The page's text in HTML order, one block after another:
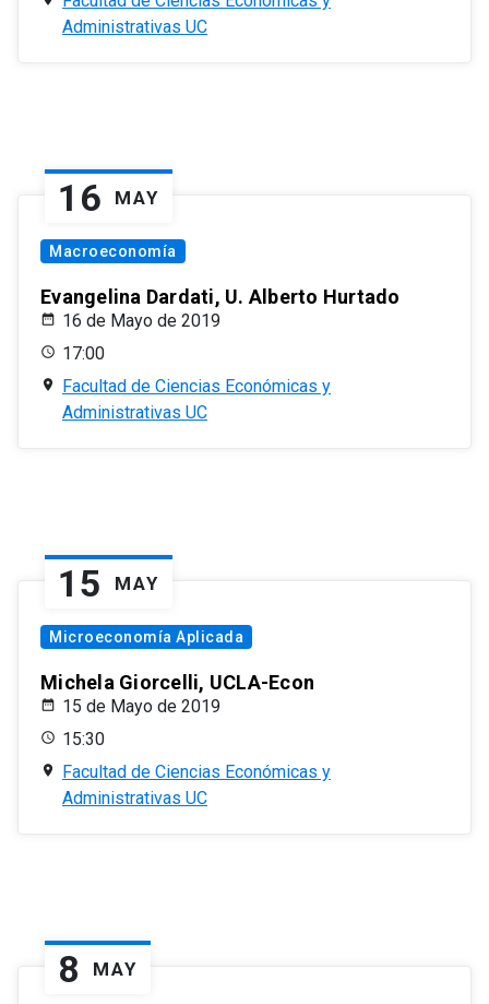
Administrativas UC
16 MAY
Macroeconomía
Evangelina Dardati, U. Alberto Hurtado
16 de Mayo de 2019
17:00
Facultad de Ciencias Económicas y
Administrativas UC
15 MAY
Microeconomía Aplicada
Michela Giorcelli, UCLA-Econ
15 de Mayo de 2019
15:30
Facultad de Ciencias Económicas y
Administrativas UC
8 MAY